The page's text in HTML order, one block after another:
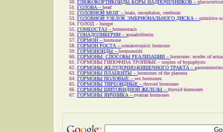
ГЛЮКОКОРТИКОИДЫ КОРЫ НАДПОЧЕЧНИКОВ –
ГОЛОВА – head
ГОЛОВНОЙ МОЗГ – brain, encephalon, cerebrum
ГОЛОВНОЙ УЗЕЛОК ЭМБРИОНАЛЬНОГО ДИСКА – primitive
ГОЛОД – hunger
ГОМЕОСТАЗ – homeostasis
ГОНАДОЛИБЕРИН – gonadoliberin
ГОРМОН – hormone
ГОРМОН РОСТА – somatotropicic hormone
ГОРМОНОИДЫ – hormonoids
ГОРМОНЫ: СПОСОБЫ РЕАЛИЗАЦИИ – hormones: modes of
ГОРМОНЫ ГИПОФИЗА ТРОПНЫЕ – tropins of hypophysis
ГОРМОНЫ ЖЕЛУДОЧНО-КИШЕЧНОГО ТРАКТА –
ГОРМОНЫ ПЛАЦЕНТЫ – hormones of the placenta
ГОРМОНЫ ПОЛОВЫЕ – sex hormones
ГОРМОНЫ ТИРЕОИДНЫЕ – thyroid hormones
ГОРМОНЫ ЩИТОВИДНОЙ ЖЕЛЕЗЫ – thyroid hormones
ГОРМОНЫ ЯИЧНИКА – ovarian hormones